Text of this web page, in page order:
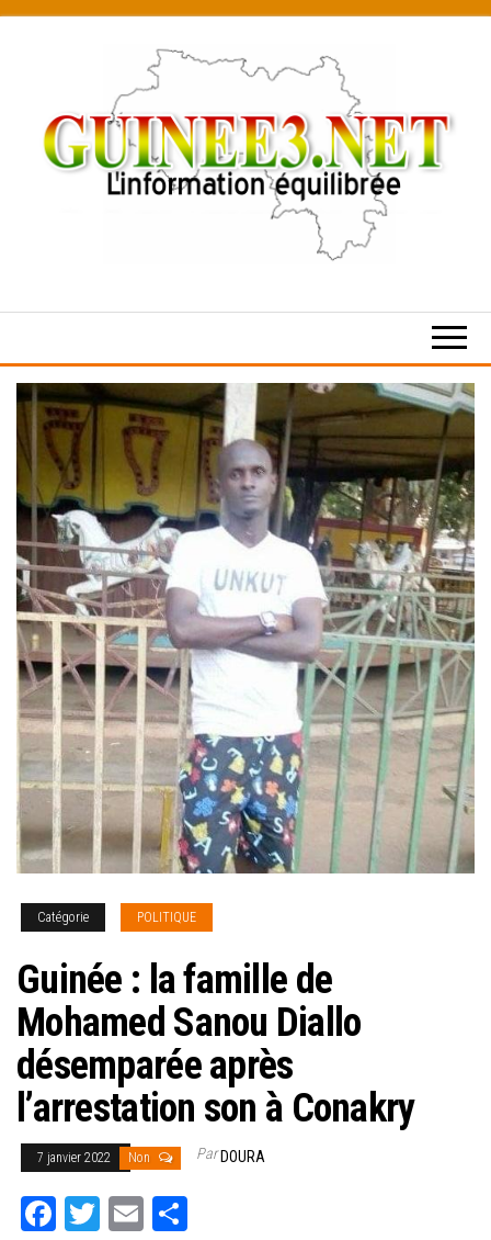
content
Catégorie POLITIQUE
Guinée : la famille de
Mohamed Sanou Diallo
désemparée après
l’arrestation son à Conakry
7 janvier 2022 Non ParDOURA
Fa T
E